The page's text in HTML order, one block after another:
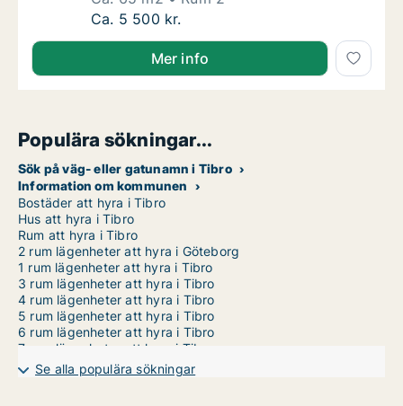
Ca. 65 m2 lägenhet att hyra i Tibro,
Ca. 5 500 kr.
Mer info
Populära sökningar...
Sök på väg- eller gatunamn i Tibro
Information om kommunen
Bostäder att hyra i Tibro
Hus att hyra i Tibro
Rum att hyra i Tibro
2 rum lägenheter att hyra i Göteborg
1 rum lägenheter att hyra i Tibro
3 rum lägenheter att hyra i Tibro
4 rum lägenheter att hyra i Tibro
5 rum lägenheter att hyra i Tibro
6 rum lägenheter att hyra i Tibro
7 rum lägenheter att hyra i Tibro
Se alla populära sökningar